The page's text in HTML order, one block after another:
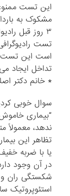
این تست
تست
است این تست را
تداخل ایجاد
* خانم دکتر
سوال خوبی
“بیماری
ندهد، معمولاً
تظاهر این
یا با ضربه
در آن وجود
شکستگی ران
استئوپروتیک